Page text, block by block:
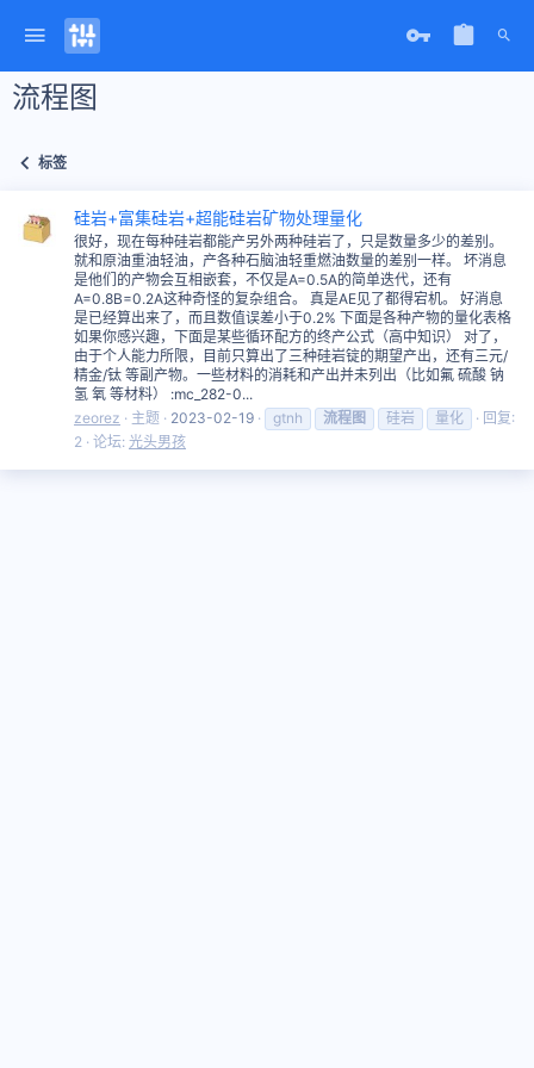
流程图
标签
硅岩+富集硅岩+超能硅岩矿物处理量化
很好，现在每种硅岩都能产另外两种硅岩了，只是数量多少的差别。
就和原油重油轻油，产各种石脑油轻重燃油数量的差别一样。 坏消息
是他们的产物会互相嵌套，不仅是A=0.5A的简单迭代，还有
A=0.8B=0.2A这种奇怪的复杂组合。 真是AE见了都得宕机。 好消息
是已经算出来了，而且数值误差小于0.2% 下面是各种产物的量化表格
如果你感兴趣，下面是某些循环配方的终产公式（高中知识） 对了，
由于个人能力所限，目前只算出了三种硅岩锭的期望产出，还有三元/
精金/钛 等副产物。一些材料的消耗和产出并未列出（比如氟 硫酸 钠
氢 氧 等材料） :mc_282-0...
zeorez
主题 2023-02-19 gtnh 流程图 硅岩 量化
回复:
2
论坛: 光头男孩